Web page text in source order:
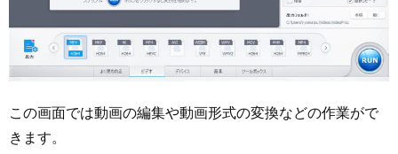
この画面では動画の編集や動画形式の変換などの作業がで
きます。